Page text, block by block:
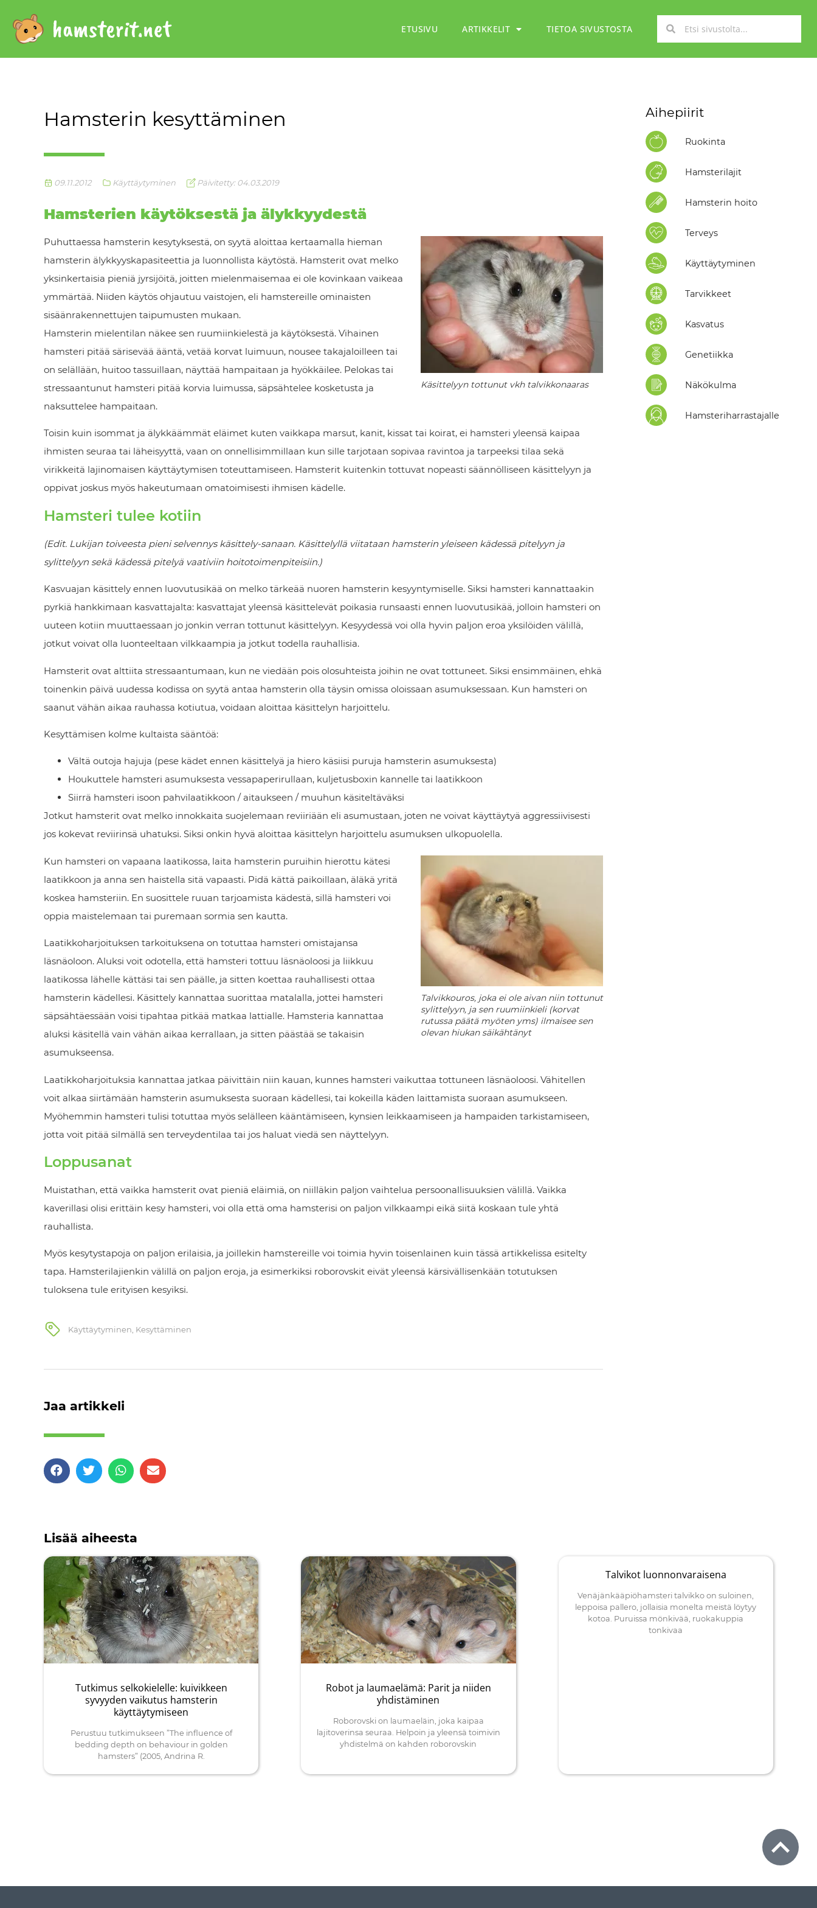
ETUSIVU ARTIKKELIT TIETOA SIVUSTOSTA
Hamsterin kesyttäminen
09.11.2012 Käyttäytyminen Päivitetty: 04.03.2019
Hamsterien käytöksestä ja älykkyydestä
Käsittelyyn tottunut vkh talvikkonaaras
Puhuttaessa hamsterin kesytyksestä, on syytä aloittaa kertaamalla hieman
hamsterin älykkyyskapasiteettia ja luonnollista käytöstä. Hamsterit ovat melko
yksinkertaisia pieniä jyrsijöitä, joitten mielenmaisemaa ei ole kovinkaan vaikeaa
ymmärtää. Niiden käytös ohjautuu vaistojen, eli hamstereille ominaisten
sisäänrakennettujen taipumusten mukaan.
Hamsterin mielentilan näkee sen ruumiinkielestä ja käytöksestä. Vihainen
hamsteri pitää särisevää ääntä, vetää korvat luimuun, nousee takajaloilleen tai
on selällään, huitoo tassuillaan, näyttää hampaitaan ja hyökkäilee. Pelokas tai
stressaantunut hamsteri pitää korvia luimussa, säpsähtelee kosketusta ja
naksuttelee hampaitaan.
Toisin kuin isommat ja älykkäämmät eläimet kuten vaikkapa marsut, kanit, kissat tai koirat, ei hamsteri yleensä kaipaa
ihmisten seuraa tai läheisyyttä, vaan on onnellisimmillaan kun sille tarjotaan sopivaa ravintoa ja tarpeeksi tilaa sekä
virikkeitä lajinomaisen käyttäytymisen toteuttamiseen. Hamsterit kuitenkin tottuvat nopeasti säännölliseen käsittelyyn ja
oppivat joskus myös hakeutumaan omatoimisesti ihmisen kädelle.
Hamsteri tulee kotiin
(Edit. Lukijan toiveesta pieni selvennys käsittely-sanaan. Käsittelyllä viitataan hamsterin yleiseen kädessä pitelyyn ja
sylittelyyn sekä kädessä pitelyä vaativiin hoitotoimenpiteisiin.)
Kasvuajan käsittely ennen luovutusikää on melko tärkeää nuoren hamsterin kesyyntymiselle. Siksi hamsteri kannattaakin
pyrkiä hankkimaan kasvattajalta: kasvattajat yleensä käsittelevät poikasia runsaasti ennen luovutusikää, jolloin hamsteri on
uuteen kotiin muuttaessaan jo jonkin verran tottunut käsittelyyn. Kesyydessä voi olla hyvin paljon eroa yksilöiden välillä,
jotkut voivat olla luonteeltaan vilkkaampia ja jotkut todella rauhallisia.
Hamsterit ovat alttiita stressaantumaan, kun ne viedään pois olosuhteista joihin ne ovat tottuneet. Siksi ensimmäinen, ehkä
toinenkin päivä uudessa kodissa on syytä antaa hamsterin olla täysin omissa oloissaan asumuksessaan. Kun hamsteri on
saanut vähän aikaa rauhassa kotiutua, voidaan aloittaa käsittelyn harjoittelu.
Kesyttämisen kolme kultaista sääntöä:
Vältä outoja hajuja (pese kädet ennen käsittelyä ja hiero käsiisi puruja hamsterin asumuksesta)
Houkuttele hamsteri asumuksesta vessapaperirullaan, kuljetusboxin kannelle tai laatikkoon
Siirrä hamsteri isoon pahvilaatikkoon / aitaukseen / muuhun käsiteltäväksi
Jotkut hamsterit ovat melko innokkaita suojelemaan reviiriään eli asumustaan, joten ne voivat käyttäytyä aggressiivisesti
jos kokevat reviirinsä uhatuksi. Siksi onkin hyvä aloittaa käsittelyn harjoittelu asumuksen ulkopuolella.
Talvikkouros, joka ei ole aivan niin tottunut
sylittelyyn, ja sen ruumiinkieli (korvat
rutussa päätä myöten yms) ilmaisee sen
olevan hiukan säikähtänyt
Kun hamsteri on vapaana laatikossa, laita hamsterin puruihin hierottu kätesi
laatikkoon ja anna sen haistella sitä vapaasti. Pidä kättä paikoillaan, äläkä yritä
koskea hamsteriin. En suosittele ruuan tarjoamista kädestä, sillä hamsteri voi
oppia maistelemaan tai puremaan sormia sen kautta.
Laatikkoharjoituksen tarkoituksena on totuttaa hamsteri omistajansa
läsnäoloon. Aluksi voit odotella, että hamsteri tottuu läsnäoloosi ja liikkuu
laatikossa lähelle kättäsi tai sen päälle, ja sitten koettaa rauhallisesti ottaa
hamsterin kädellesi. Käsittely kannattaa suorittaa matalalla, jottei hamsteri
säpsähtäessään voisi tipahtaa pitkää matkaa lattialle. Hamsteria kannattaa
aluksi käsitellä vain vähän aikaa kerrallaan, ja sitten päästää se takaisin
asumukseensa.
Laatikkoharjoituksia kannattaa jatkaa päivittäin niin kauan, kunnes hamsteri vaikuttaa tottuneen läsnäoloosi. Vähitellen
voit alkaa siirtämään hamsterin asumuksesta suoraan kädellesi, tai kokeilla käden laittamista suoraan asumukseen.
Myöhemmin hamsteri tulisi totuttaa myös selälleen kääntämiseen, kynsien leikkaamiseen ja hampaiden tarkistamiseen,
jotta voit pitää silmällä sen terveydentilaa tai jos haluat viedä sen näyttelyyn.
Loppusanat
Muistathan, että vaikka hamsterit ovat pieniä eläimiä, on niilläkin paljon vaihtelua persoonallisuuksien välillä. Vaikka
kaverillasi olisi erittäin kesy hamsteri, voi olla että oma hamsterisi on paljon vilkkaampi eikä siitä koskaan tule yhtä
rauhallista.
Myös kesytystapoja on paljon erilaisia, ja joillekin hamstereille voi toimia hyvin toisenlainen kuin tässä artikkelissa esitelty
tapa. Hamsterilajienkin välillä on paljon eroja, ja esimerkiksi roborovskit eivät yleensä kärsivällisenkään totutuksen
tuloksena tule erityisen kesyiksi.
Käyttäytyminen Kesyttäminen
Jaa artikkeli
Aihepiirit
Ruokinta
Hamsterilajit
Hamsterin hoito
Terveys
Käyttäytyminen
Tarvikkeet
Kasvatus
Genetiikka
Näkökulma
Hamsteriharrastajalle
Lisää aiheesta
Tutkimus selkokielelle: kuivikkeen
syvyyden vaikutus hamsterin
käyttäytymiseen
Perustuu tutkimukseen ”The influence of
bedding depth on behaviour in golden
hamsters” (2005, Andrina R.
Robot ja laumaelämä: Parit ja niiden
yhdistäminen
Roborovski on laumaeläin, joka kaipaa
lajitoverinsa seuraa. Helpoin ja yleensä toimivin
yhdistelmä on kahden roborovskin
Talvikot luonnonvaraisena
Venäjänkääpiöhamsteri talvikko on suloinen,
leppoisa pallero, jollaisia monelta meistä löytyy
kotoa. Puruissa mönkivää, ruokakuppia
tonkivaa